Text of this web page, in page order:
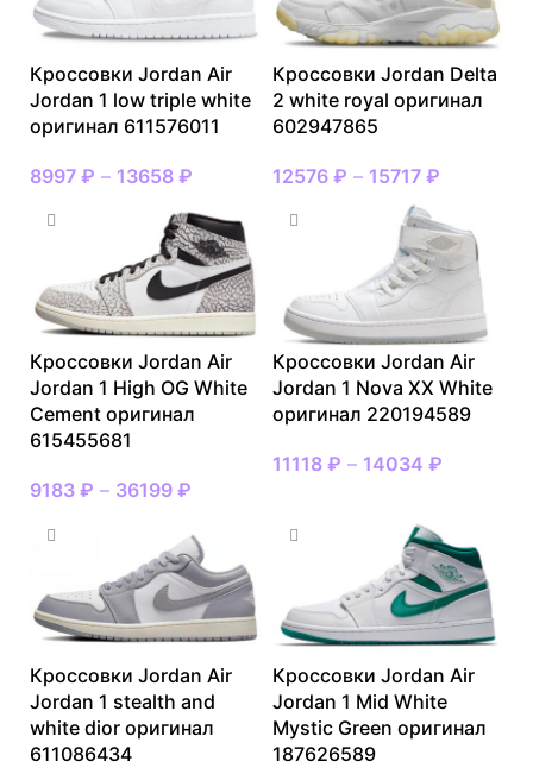
Кроссовки Jordan Air
Jordan 1 low triple white
оригинал 611576011
8997 ₽ – 13658 ₽
Кроссовки Jordan Delta
2 white royal оригинал
602947865
12576 ₽ – 15717 ₽
Кроссовки Jordan Air
Jordan 1 High OG White
Cement оригинал
615455681
9183 ₽ – 36199 ₽
Кроссовки Jordan Air
Jordan 1 Nova XX White
оригинал 220194589
11118 ₽ – 14034 ₽
Кроссовки Jordan Air
Jordan 1 stealth and
white dior оригинал
611086434
Кроссовки Jordan Air
Jordan 1 Mid White
Mystic Green оригинал
187626589